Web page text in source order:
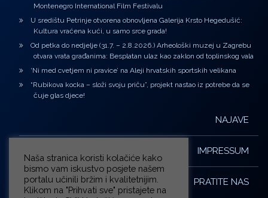
Montenegro International Film Festivalu
U središtu Petrinje otvorena obnovljena Galerija Krsto Hegedušić:
Kultura vraćena kući, u samo srce grada!
Od petka do nedjelje (31.7. – 2.8.2026.) Arheološki muzej u Zagrebu
otvara vrata građanima: Besplatan ulaz kao zaklon od toplinskog vala
‘Ni med cvetjem ni pravice’ na Aleji hrvatskih sportskih velikana
“Rubikova kocka – složi svoju priču”, projekt nastao iz potrebe da se
čuje glas djece!
NAJAVE
IMPRESSUM
PRATITE NAS
Naša stranica koristi kolačiće kako
bismo vam iskustvo posjete našem
portalu učinili bržim i kvalitetnijim.
Klikom na "Prihvati sve" pristajete na